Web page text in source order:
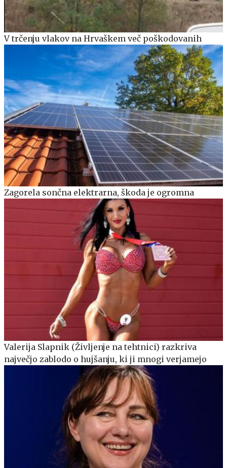
V trčenju vlakov na Hrvaškem več poškodovanih
Zagorela sončna elektrarna, škoda je ogromna
Valerija Slapnik (Življenje na tehtnici) razkriva
največjo zablodo o hujšanju, ki ji mnogi verjamejo